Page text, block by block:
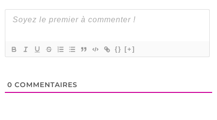
{} [+]
0 COMMENTAIRES